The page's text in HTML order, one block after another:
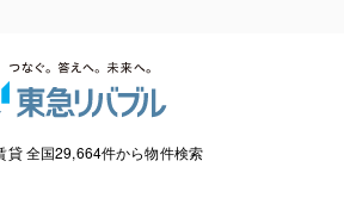
貸 全国29,664件から物件検索